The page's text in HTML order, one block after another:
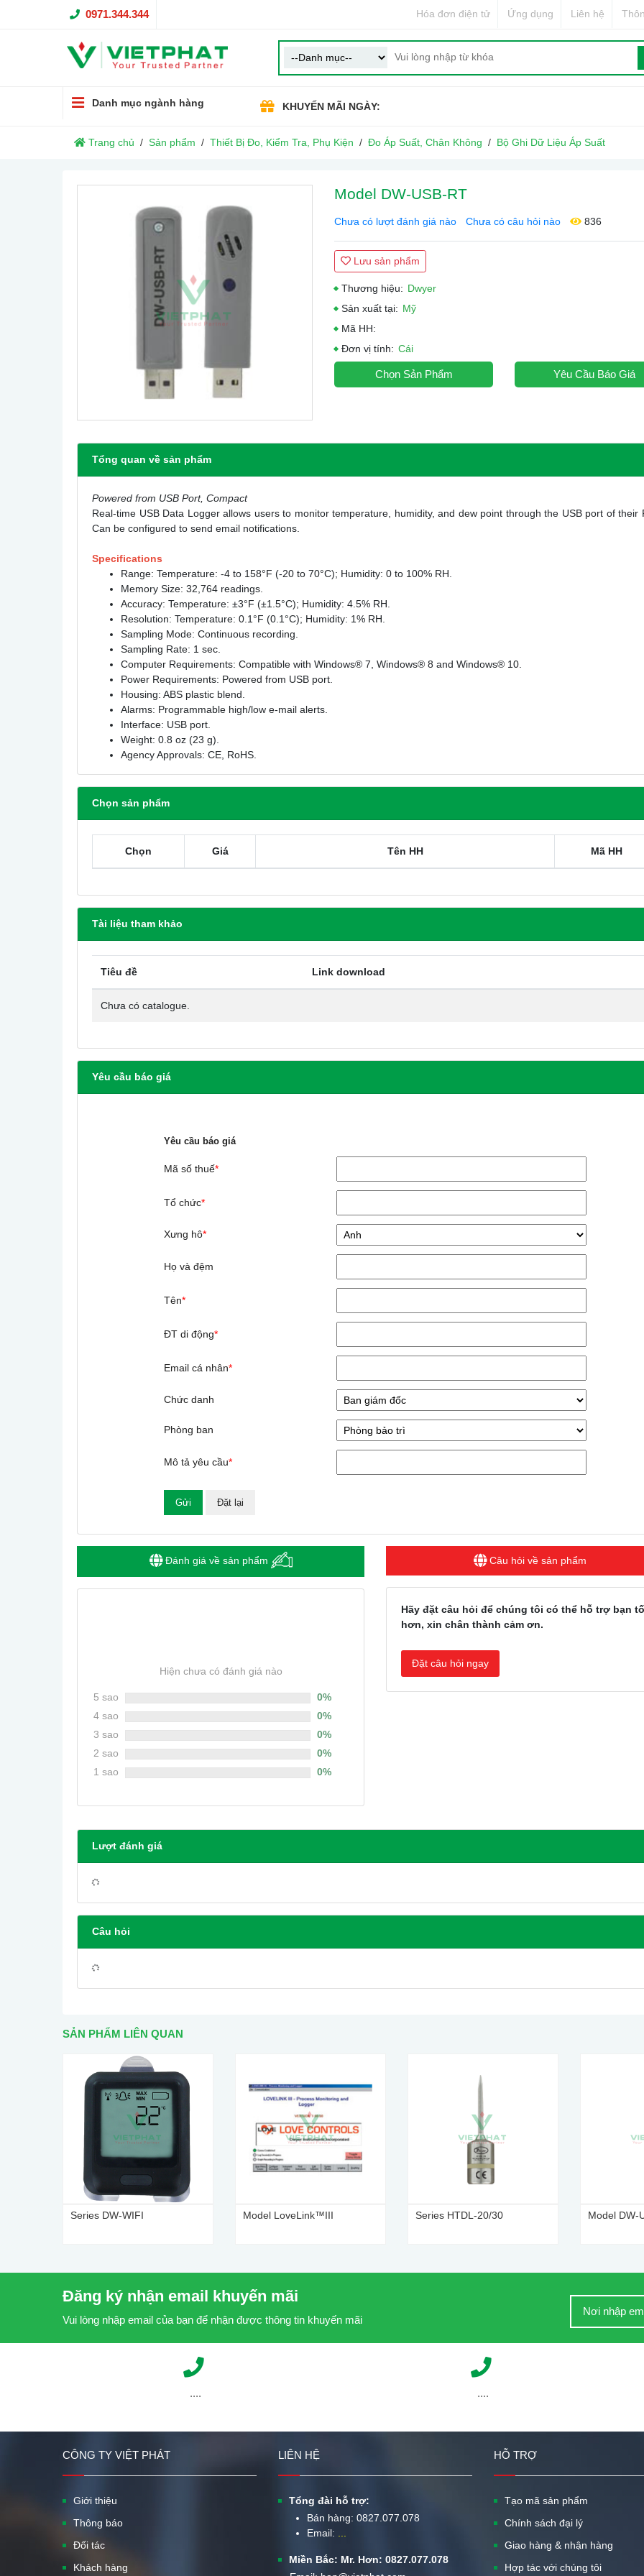
0971.344.344 Hóa đơn điện tử Ứng dụng Liên hệ
Danh mục ngành hàng KHUYẾN MÃI NGÀY:
Trang chủ Sản phẩm Thiết Bị Đo, Kiểm Tra, Phụ Kiện Đo Áp Suất, Chân Không Bộ Ghi Dữ Liệu Áp Suất
Model DW-USB-RT
Chưa có lượt đánh giá nào Chưa có câu hỏi nào 836
Lưu sản phẩm
Thương hiệu: Dwyer
Sản xuất tại: Mỹ
Mã HH:
Đơn vị tính: Cái
Chọn Sản Phẩm Yêu Cầu Báo Giá
Tổng quan về sản phẩm
Powered from USB Port, Compact
Real-time USB Data Logger allows users to monitor temperature, humidity, and dew point through the USB port of their
Can be configured to send email notifications.
Specifications
Range: Temperature: -4 to 158°F (-20 to 70°C); Humidity: 0 to 100% RH.
Memory Size: 32,764 readings.
Accuracy: Temperature: ±3°F (±1.5°C); Humidity: 4.5% RH.
Resolution: Temperature: 0.1°F (0.1°C); Humidity: 1% RH.
Sampling Mode: Continuous recording.
Sampling Rate: 1 sec.
Computer Requirements: Compatible with Windows® 7, Windows® 8 and Windows® 10.
Power Requirements: Powered from USB port.
Housing: ABS plastic blend.
Alarms: Programmable high/low e-mail alerts.
Interface: USB port.
Weight: 0.8 oz (23 g).
Agency Approvals: CE, RoHS.
Chọn sản phẩm
Chọn Giá Tên HH Mã HH
Tài liệu tham khảo
Tiêu đề Link download
Chưa có catalogue.
Yêu cầu báo giá
Yêu cầu báo giá
Mã số thuế*
Tổ chức*
Xưng hô*
Họ và đệm
Tên*
ĐT di động*
Email cá nhân*
Chức danh
Phòng ban
Mô tả yêu cầu*
Đánh giá về sản phẩm
Hiện chưa có đánh giá nào
5 sao
0%
4 sao
0%
3 sao
0%
2 sao
0%
1 sao
0%
Câu hỏi về sản phẩm
Hãy đặt câu hỏi để chúng tôi có thể hỗ trợ bạn
hơn, xin chân thành cảm ơn.
Đặt câu hỏi ngay
Lượt đánh giá
Câu hỏi
SẢN PHẨM LIÊN QUAN
Series DW-WIFI Model LoveLink™III Series HTDL-20/30 Model DW-
Đăng ký nhận email khuyến mãi
Vui lòng nhập email của bạn để nhận được thông tin khuyến mãi
.... ....
CÔNG TY VIỆT PHÁT
Giới thiệu
Thông báo
Đối tác
Khách hàng
LIÊN HỆ
Tổng đài hỗ trợ:
Bán hàng: 0827.077.078
Email:
Miền Bắc: Mr. Hơn: 0827.077.078
HỖ TRỢ
Tạo mã sản phẩm
Chính sách đại lý
Giao hàng & nhận hàng
Hợp tác với chúng tôi